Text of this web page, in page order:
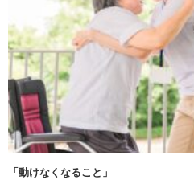
「動けなくなること」